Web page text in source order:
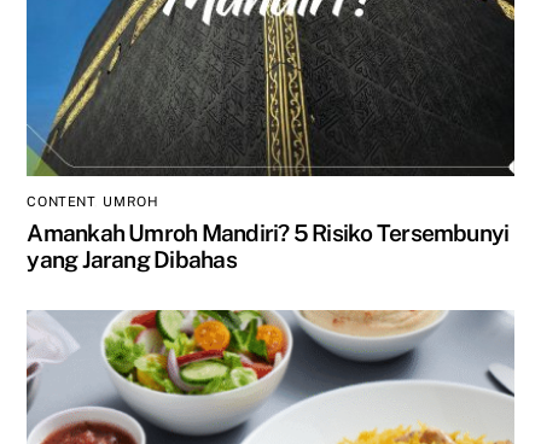
CONTENT, UMROH
Amankah Umroh Mandiri? 5 Risiko Tersembunyi
yang Jarang Dibahas